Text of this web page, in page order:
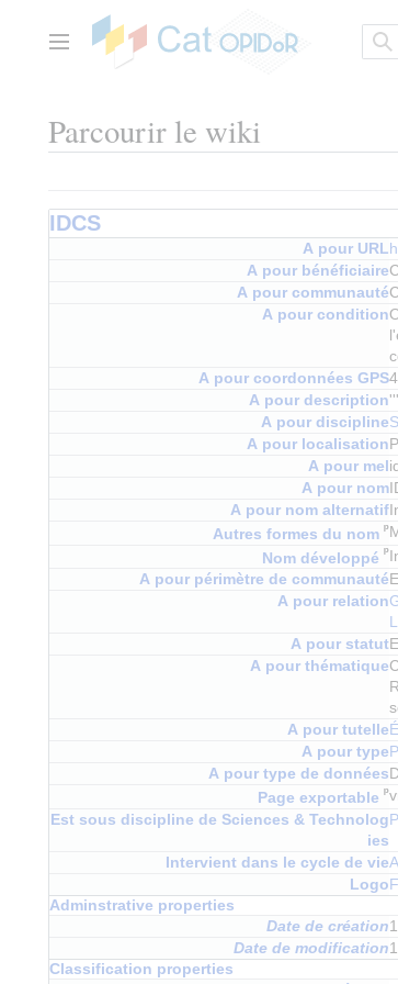
contenuMenu principal
Parcourir le wiki
IDCS
A pour URL
A pour bénéficiaire
A pour communauté
A pour condition
A pour coordonnées GPS
A pour description
A pour discipline
A pour localisation
A pour mel
A pour nom
A pour nom alternatif
Autres formes du nom ᵖ
Nom développé ᵖ
A pour périmètre de communauté
A pour relation
A pour statut
A pour thématique
A pour tutelle
A pour type
A pour type de données
Page exportable ᵖ
Est sous discipline de Sciences & Technolog
ies
Intervient dans le cycle de vie
Logo
Adminstrative properties
Date de création
Date de modification
Classification properties